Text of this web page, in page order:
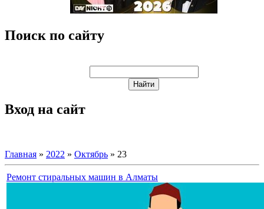
Поиск по сайту
Вход на сайт
Главная » 2022 » Октябрь » 23
Ремонт стиральных машин в Алматы